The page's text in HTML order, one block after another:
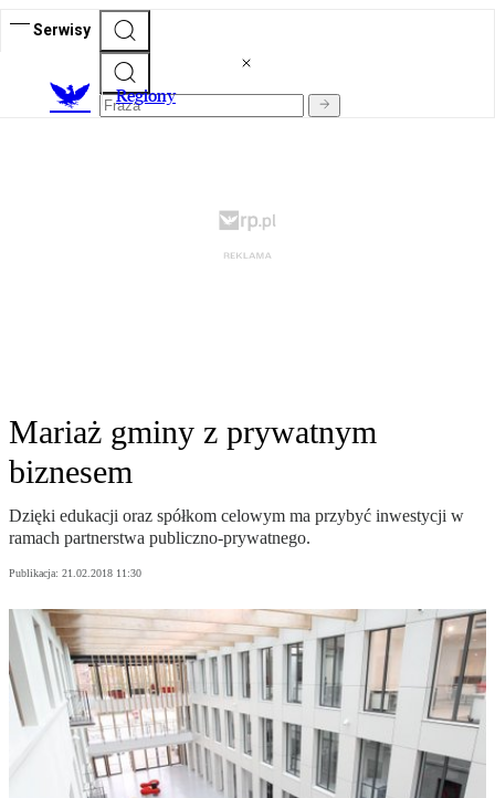
Serwisy
Regiony
Mariaż gminy z prywatnym
biznesem
Dzięki edukacji oraz spółkom celowym ma przybyć inwestycji w
ramach partnerstwa publiczno-prywatnego.
Publikacja: 21.02.2018 11:30